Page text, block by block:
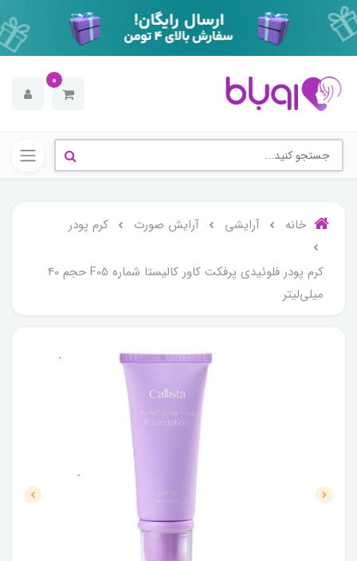
0
خانه آرایشی آرایش صورت کرم پودر
کرم پودر فلوئیدی پرفکت کاور کالیستا شماره F05 حجم 40
میلی‌لیتر